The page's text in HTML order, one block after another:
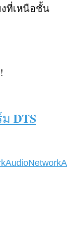
ที่เหนือชั้น
!
DTS